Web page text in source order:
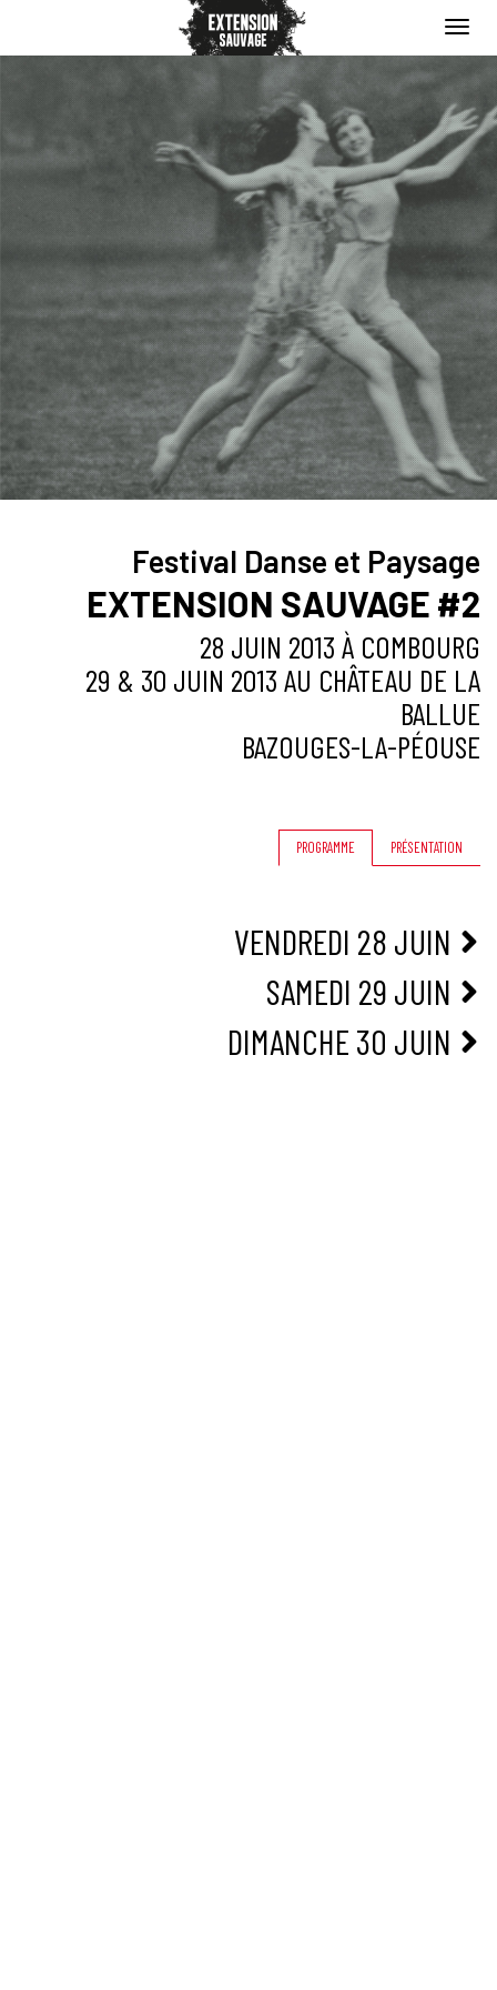
Festival Danse et Paysage
EXTENSION SAUVAGE #2
28 JUIN 2013 À COMBOURG
29 & 30 JUIN 2013 AU CHÂTEAU DE LA
BALLUE
BAZOUGES-LA-PÉOUSE
PROGRAMME PRÉSENTATION
VENDREDI 28 JUIN
SAMEDI 29 JUIN
DIMANCHE 30 JUIN